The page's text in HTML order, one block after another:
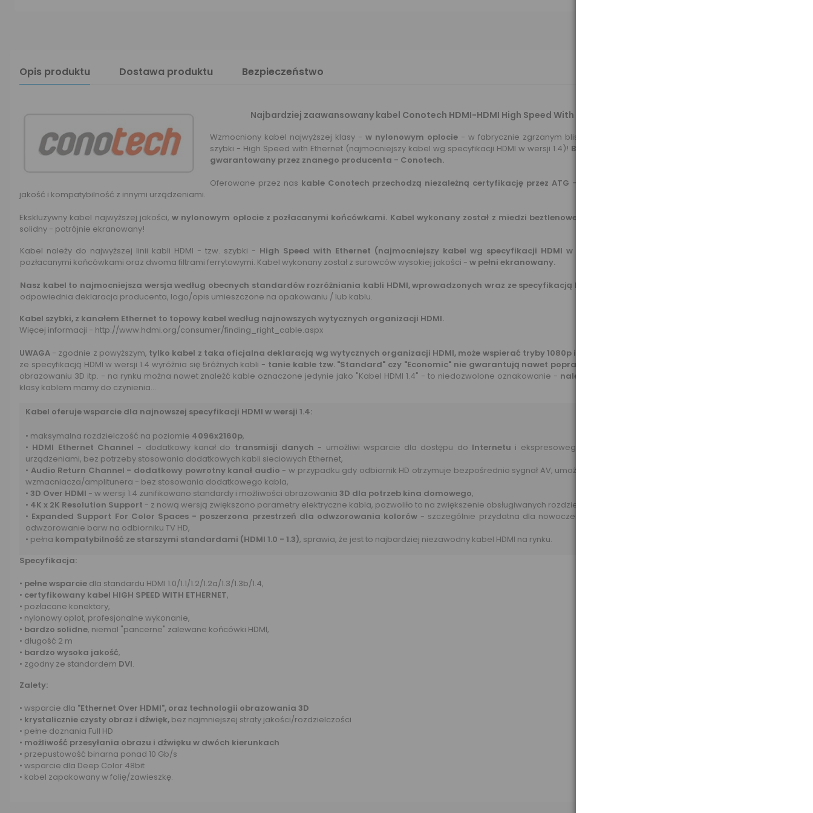
Opis produktu Dostawa produktu Bezpieczeństwo
Najbardziej zaawansowany kabel Conotech HDMI-HDMI High Speed With Ethernet GOLD, o długości 2m (NS-002).
Wzmocniony kabel najwyższej klasy - w nylonowym oplocie - w fabrycznie zgrzanym blistrze. Kabel należy do najwyższej linii kabli HDMI - tzw.
szybki - High Speed with Ethernet (najmocniejszy kabel wg specyfikacji HDMI w wersji 1.4)! Bezstratny, cyfrowy przesył strumienia audio-video,
gwarantowany przez znanego producenta - Conotech.
Oferowane przez nas kable Conotech przechodzą niezależną certyfikację przez ATG - Authorized Test Centers
jakość i kompatybilność z innymi urządzeniami.
Ekskluzywny kabel najwyższej jakości,w nylonowym oplocie z pozłacanymi końcówkami. Kabel wykonany został z miedzi beztlenowej OFC, o wysokim stopniu czystości.
solidny - potrójnie ekranowany!
Kabel należy do najwyższej linii kabli HDMI - tzw. szybki - High Speed with Ethernet (najmocniejszy kabel wg specyfikacji HDMI w wersji 1.4)!
pozłacanymi końcówkami oraz dwoma filtrami ferrytowymi. Kabel wykonany został z surowców wysokiej jakości - w pełni ekranowany.
Nasz kabel to najmocniejsza wersja według obecnych standardów rozróżniania kabli HDMI, wprowadzonych wraz ze specyfikacją HDMI 1.4.
odpowiednia deklaracja producenta, logo/opis umieszczone na opakowaniu / lub kablu.
Kabel szybki, z kanałem Ethernet to topowy kabel według najnowszych wytycznych organizacji HDMI.
Więcej informacji - http://www.hdmi.org/consumer/finding_right_cable.aspx
UWAGA - zgodnie z powyższym, tylko kabel z taka oficjalna deklaracją wg wytycznych organizacji HDMI, może wspierać tryby 1080p i wyższe
ze specyfikacją HDMI w wersji 1.4 wyróżnia się 5różnych kabli - tanie kable tzw. "Standard" czy "Economic" nie gwarantują nawet poprawnego wyświetlania obrazu 1080p
obrazowaniu 3D itp. - na rynku można nawet znaleźć kable oznaczone jedynie jako "Kabel HDMI 1.4" - to niedozwolone oznakowanie - należy unikać takich kabli
klasy kablem mamy do czynienia...
Kabel oferuje wsparcie dla najnowszej specyfikacji HDMI w wersji 1.4:
• maksymalna rozdzielczość na poziomie 4096x2160p,
• HDMI Ethernet Channel - dodatkowy kanał do transmisji danych - umożliwi wsparcie dla dostępu do Internetu i ekspresowego udostępniania danych pomiędzy multimedialnymi
urządzeniami, bez potrzeby stosowania dodatkowych kabli sieciowych Ethernet,
• Audio Return Channel - dodatkowy powrotny kanał audio - w przypadku gdy odbiornik HD otrzymuje bezpośrednio sygnał AV, umożliwia przesłanie otrzymanego sygnału audio dalej do
wzmacniacza/amplitunera - bez stosowania dodatkowego kabla,
• 3D Over HDMI - w wersji 1.4 zunifikowano standardy i możliwości obrazowania 3D dla potrzeb kina domowego,
• 4K x 2K Resolution Support - z nową wersją zwiększono parametry elektryczne kabla, pozwoliło to na zwiększenie obsługiwanych rozdzielczości aż do
• Expanded Support For Color Spaces - poszerzona przestrzeń dla odwzorowania kolorów - szczególnie przydatna dla nowoczesnych aparatów cyfrowych - umożliwi dokładniejsze
odwzorowanie barw na odbiorniku TV HD,
• pełna kompatybilność ze starszymi standardami (HDMI 1.0 - 1.3), sprawia, że jest to najbardziej niezawodny kabel HDMI na rynku.
Specyfikacja:
• pełne wsparcie dla standardu HDMI 1.0/1.1/1.2/1.2a/1.3/1.3b/1.4,
• certyfikowany kabel HIGH SPEED WITH ETHERNET,
• pozłacane konektory,
• nylonowy oplot, profesjonalne wykonanie,
• bardzo solidne, niemal "pancerne" zalewane końcówki HDMI,
• długość 2 m
• bardzo wysoka jakość,
• zgodny ze standardem DVI.
Zalety:
• wsparcie dla "Ethernet Over HDMI", oraz technologii obrazowania 3D
• krystalicznie czysty obraz i dźwięk, bez najmniejszej straty jakości/rozdzielczości
• pełne doznania Full HD
• możliwość przesyłania obrazu i dźwięku w dwóch kierunkach
• przepustowość binarna ponad 10 Gb/s
• wsparcie dla Deep Color 48bit
• kabel zapakowany w folię/zawieszkę.